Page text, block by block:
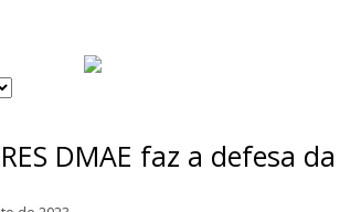
DMAE faz a defesa